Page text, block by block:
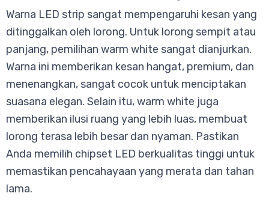
Warna LED strip sangat mempengaruhi kesan yang
ditinggalkan oleh lorong. Untuk lorong sempit atau
panjang, pemilihan warm white sangat dianjurkan.
Warna ini memberikan kesan hangat, premium, dan
menenangkan, sangat cocok untuk menciptakan
suasana elegan. Selain itu, warm white juga
memberikan ilusi ruang yang lebih luas, membuat
lorong terasa lebih besar dan nyaman. Pastikan
Anda memilih chipset LED berkualitas tinggi untuk
memastikan pencahayaan yang merata dan tahan
lama.